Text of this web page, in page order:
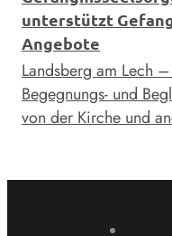
unterstützt
Angebote
Landsberg am Lech
Begegnungs- und
von der Kirche und